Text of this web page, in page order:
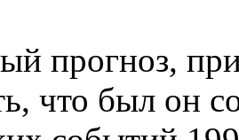
прогноз,
что был он